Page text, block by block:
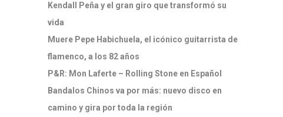
Kendall Peña y el gran giro que transformó su
vida
Muere Pepe Habichuela, el icónico guitarrista de
flamenco, a los 82 años
P&R: Mon Laferte – Rolling Stone en Español
Bandalos Chinos va por más: nuevo disco en
camino y gira por toda la región